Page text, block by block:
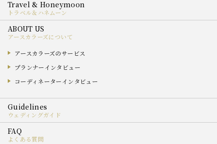
トラベル＆ハネムーン
アースカラーズについて
アースカラーズのサービス
プランナーインタビュー
コーディネーターインタビュー
ウェディングガイド
よくある質問